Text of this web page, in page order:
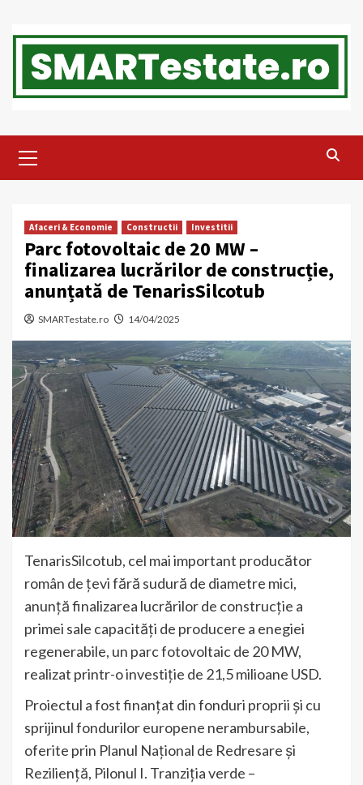
content
Menu
Afaceri & Economie Constructii Investitii
Parc fotovoltaic de 20 MW –
finalizarea lucrărilor de construcție,
anunțată de TenarisSilcotub
SMARTestate.ro 14/04/2025
TenarisSilcotub, cel mai important producător
român de țevi fără sudură de diametre mici,
anunță finalizarea lucrărilor de construcție a
primei sale capacități de producere a enegiei
regenerabile, un parc fotovoltaic de 20 MW,
realizat printr-o investiție de 21,5 milioane USD.
Proiectul a fost finanțat din fonduri proprii și cu
sprijinul fondurilor europene nerambursabile,
oferite prin Planul Național de Redresare și
Reziliență, Pilonul I. Tranziția verde –